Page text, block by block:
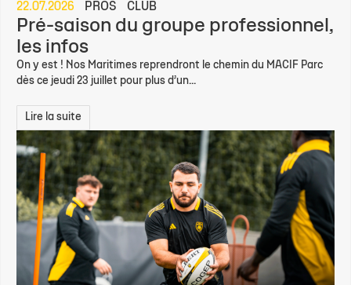
22.07.2026 PROS CLUB
Pré-saison du groupe professionnel,
les infos
On y est ! Nos Maritimes reprendront le chemin du MACIF Parc
dès ce jeudi 23 juillet pour plus d’un...
Lire la suite